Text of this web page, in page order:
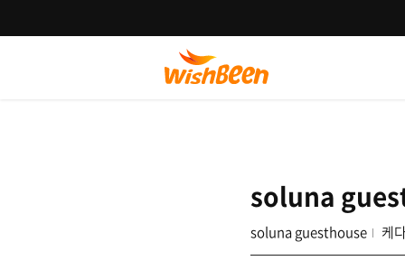
soluna
soluna guesthouse 케